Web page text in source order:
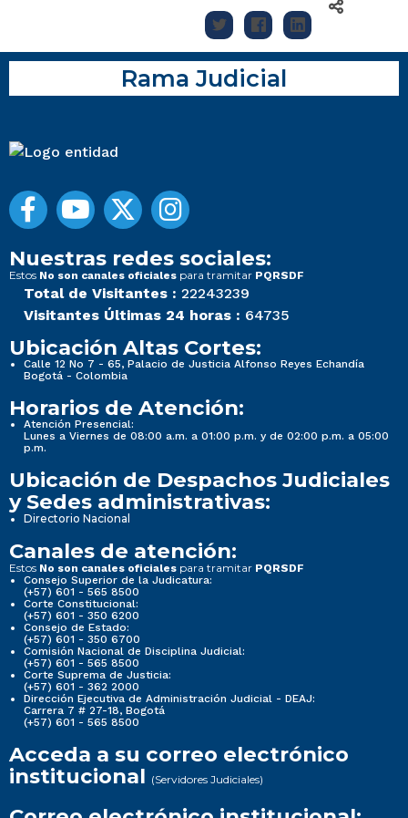
Rama Judicial
Nuestras redes sociales:
Estos No son canales oficiales para tramitar PQRSDF
Total de Visitantes : 22243239
Visitantes Últimas 24 horas : 64735
Ubicación Altas Cortes:
Calle 12 No 7 - 65, Palacio de Justicia Alfonso Reyes Echandía
Bogotá - Colombia
Horarios de Atención:
Atención Presencial:
Lunes a Viernes de 08:00 a.m. a 01:00 p.m. y de 02:00 p.m. a 05:00
p.m.
Ubicación de Despachos Judiciales
y Sedes administrativas:
Directorio Nacional
Canales de atención:
Estos No son canales oficiales para tramitar PQRSDF
Consejo Superior de la Judicatura:
(+57) 601 - 565 8500
Corte Constitucional:
(+57) 601 - 350 6200
Consejo de Estado:
(+57) 601 - 350 6700
Comisión Nacional de Disciplina Judicial:
(+57) 601 - 565 8500
Corte Suprema de Justicia:
(+57) 601 - 362 2000
Dirección Ejecutiva de Administración Judicial - DEAJ:
Carrera 7 # 27-18, Bogotá
(+57) 601 - 565 8500
Acceda a su correo electrónico
institucional (Servidores Judiciales)